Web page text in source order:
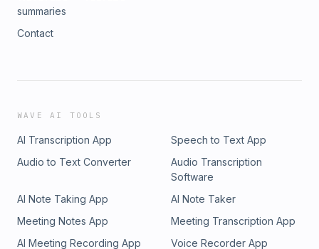
summaries
Contact
WAVE AI TOOLS
AI Transcription App
Speech to Text App
Audio to Text Converter
Audio Transcription
Software
AI Note Taking App
AI Note Taker
Meeting Notes App
Meeting Transcription App
AI Meeting Recording App
Voice Recorder App